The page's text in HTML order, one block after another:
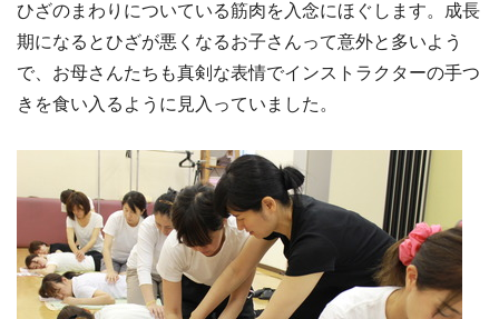
ひざのまわりについている筋肉を入念にほぐします。成長
期になるとひざが悪くなるお子さんって意外と多いよう
で、お母さんたちも真剣な表情でインストラクターの手つ
きを食い入るように見入っていました。